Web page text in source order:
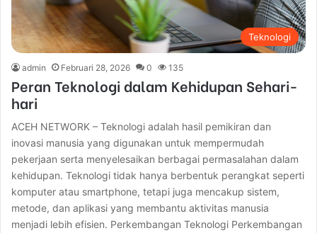
Teknologi
admin Februari 28, 2026 0 135
Peran Teknologi dalam Kehidupan Sehari-
hari
ACEH NETWORK – Teknologi adalah hasil pemikiran dan
inovasi manusia yang digunakan untuk mempermudah
pekerjaan serta menyelesaikan berbagai permasalahan dalam
kehidupan. Teknologi tidak hanya berbentuk perangkat seperti
komputer atau smartphone, tetapi juga mencakup sistem,
metode, dan aplikasi yang membantu aktivitas manusia
menjadi lebih efisien. Perkembangan Teknologi Perkembangan